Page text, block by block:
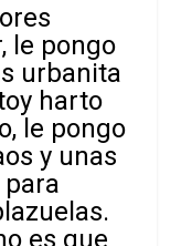
le pongo
urbanita
harto
le pongo
y unas
es que